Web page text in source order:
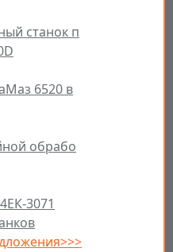
станок п
6520 в
обрабо
3071